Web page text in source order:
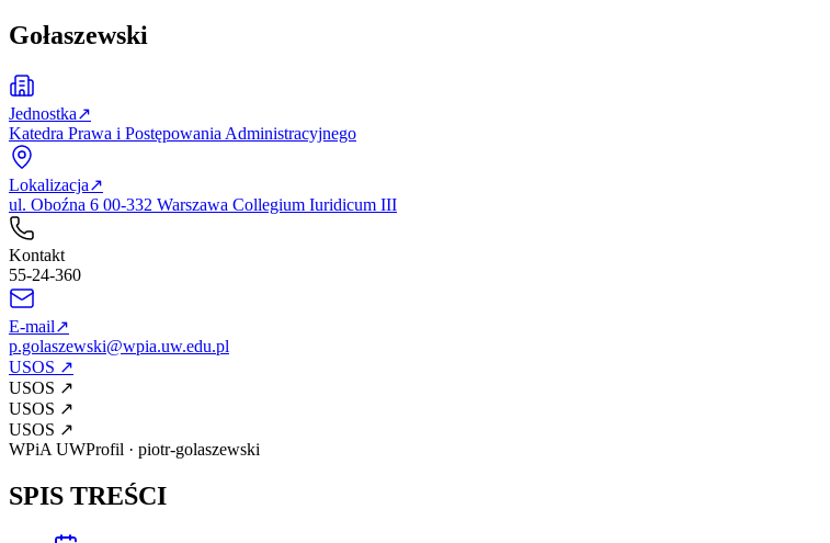
Gołaszewski
Jednostka↗
Katedra Prawa i Postępowania Administracyjnego
Lokalizacja↗
ul. Oboźna 6 00-332 Warszawa Collegium Iuridicum III
Kontakt
55-24-360
E-mail↗
p.golaszewski@wpia.uw.edu.pl
USOS ↗
USOS ↗
USOS ↗
USOS ↗
WPiA UWProfil · piotr-golaszewski
SPIS TREŚCI